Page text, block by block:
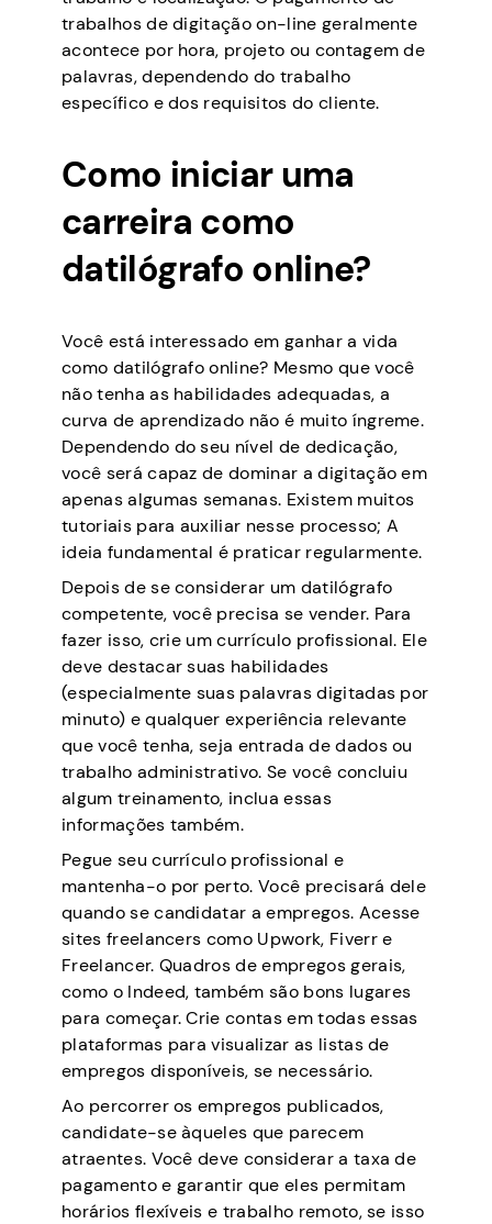
trabalhos de digitação on-line geralmente
acontece por hora, projeto ou contagem de
palavras, dependendo do trabalho
específico e dos requisitos do cliente.
Como iniciar uma
carreira como
datilógrafo online?
Você está interessado em ganhar a vida
como datilógrafo online? Mesmo que você
não tenha as habilidades adequadas, a
curva de aprendizado não é muito íngreme.
Dependendo do seu nível de dedicação,
você será capaz de dominar a digitação em
apenas algumas semanas. Existem muitos
tutoriais para auxiliar nesse processo; A
ideia fundamental é praticar regularmente.
Depois de se considerar um datilógrafo
competente, você precisa se vender. Para
fazer isso, crie um currículo profissional. Ele
deve destacar suas habilidades
(especialmente suas palavras digitadas por
minuto) e qualquer experiência relevante
que você tenha, seja entrada de dados ou
trabalho administrativo. Se você concluiu
algum treinamento, inclua essas
informações também.
Pegue seu currículo profissional e
mantenha-o por perto. Você precisará dele
quando se candidatar a empregos. Acesse
sites freelancers como Upwork, Fiverr e
Freelancer. Quadros de empregos gerais,
como o Indeed, também são bons lugares
para começar. Crie contas em todas essas
plataformas para visualizar as listas de
empregos disponíveis, se necessário.
Ao percorrer os empregos publicados,
candidate-se àqueles que parecem
atraentes. Você deve considerar a taxa de
pagamento e garantir que eles permitam
horários flexíveis e trabalho remoto, se isso